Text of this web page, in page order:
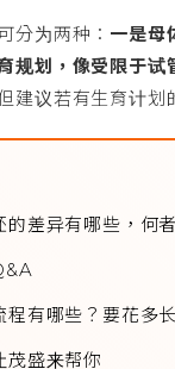
分为两种： 一是母
规划，像受限于
建议若有生育计划
的差异有哪些，何
程有哪些？要花多
茂盛来帮你